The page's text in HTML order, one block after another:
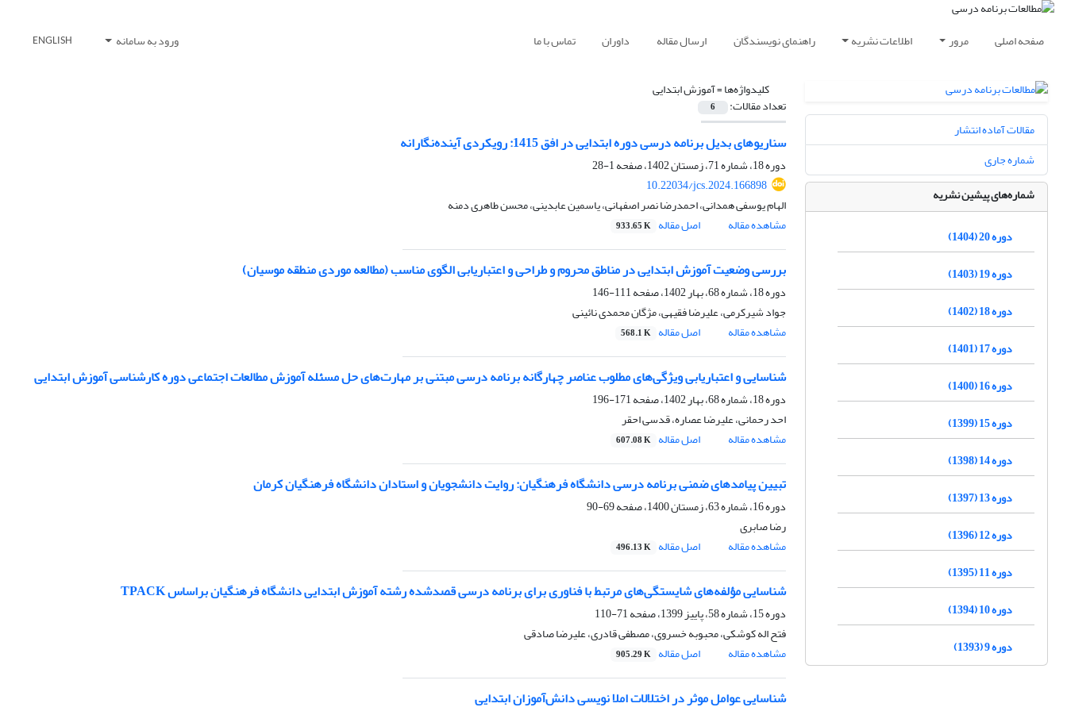
صفحه اصلی مرور اطلاعات نشریه راهنمای نویسندگان ارسال مقاله داوران تماس با ما ورود به سامانه ENGLISH
کلیدواژه‌ها =آموزش ابتدایی
تعداد مقالات: 6
سناریوهای بدیل برنامه درسی دوره ابتدایی در افق 1415: رویکردی آینده‌نگارانه
دوره 18، شماره 71، زمستان 1402، صفحه
1-28
10.22034/jcs.2024.166898
الهام یوسفی همدانی، احمدرضا نصر اصفهانی، یاسمین عابدینی، محسن طاهری دمنه
مشاهده مقاله
اصل مقاله 933.65 K
بررسی وضعیت آموزش ابتدایی در مناطق محروم و طراحی و اعتباریابی الگوی مناسب (مطالعه موردی منطقه موسیان)
دوره 18، شماره 68، بهار 1402، صفحه
111-146
جواد شیرکرمی، علیرضا فقیهی، مژگان محمدی نائینی
مشاهده مقاله
اصل مقاله 568.1 K
شناسایی و اعتباریابی ویژگی‌های مطلوب عناصر چهارگانه برنامه درسی مبتنی‌ بر مهارت‌های حل مسئله آموزش مطالعات اجتماعی دوره کارشناسی آموزش ابتدایی
دوره 18، شماره 68، بهار 1402، صفحه
171-196
احد رحمانی، علیرضا عصاره، قدسی احقر
مشاهده مقاله
اصل مقاله 607.08 K
تبیین پیامدهای ضمنی برنامه درسی دانشگاه فرهنگیان: روایت دانشجویان و استادان دانشگاه فرهنگیان کرمان
دوره 16، شماره 63، زمستان 1400، صفحه
69-90
رضا صابری
مشاهده مقاله
اصل مقاله 496.13 K
شناسایی ‌مؤلفه‌های شایستگی‌های مرتبط با فناوری برای برنامه درسی قصدشده رشته آموزش ابتدایی دانشگاه فرهنگیان براساس TPACK
دوره 15، شماره 58، پاییز 1399، صفحه
71-110
فتح اله کوشکی، محبوبه خسروی، مصطفی قادری، علیرضا صادقی
مشاهده مقاله
اصل مقاله 905.29 K
شناسایی عوامل موثر در اختلالات املا نویسی دانش‌آموزان ابتدایی
مقالات آماده انتشار
شماره جاری
شماره‌های پیشین نشریه
دوره 20 (1404)
دوره 19 (1403)
دوره 18 (1402)
دوره 17 (1401)
دوره 16 (1400)
دوره 15 (1399)
دوره 14 (1398)
دوره 13 (1397)
دوره 12 (1396)
دوره 11 (1395)
دوره 10 (1394)
دوره 9 (1393)